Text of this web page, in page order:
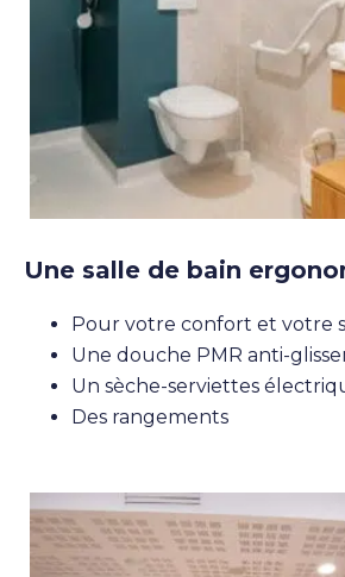
Une salle de bain
Pour votre confort et votre
Une douche PMR anti-
Un sèche-serviettes
Des rangements